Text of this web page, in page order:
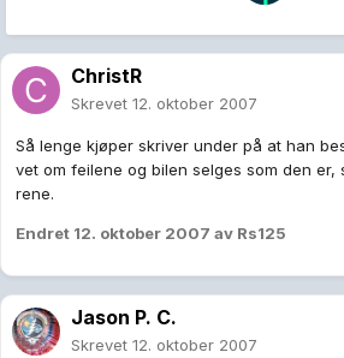
ChristR
Skrevet 12. oktober 2007
Så lenge kjøper skriver under på at han
vet om feilene og bilen selges som den er,
rene.
Endret 12. oktober 2007 av Rs125
Jason P. C.
Skrevet 12. oktober 2007